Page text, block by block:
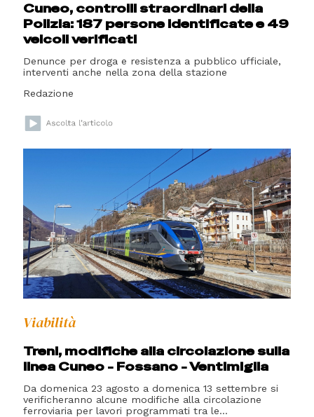
Cuneo, controlli straordinari della
Polizia: 187 persone identificate e 49
veicoli verificati
Denunce per droga e resistenza a pubblico ufficiale,
interventi anche nella zona della stazione
Redazione
Viabilità
Treni, modifiche alla circolazione sulla
linea Cuneo - Fossano - Ventimiglia
Da domenica 23 agosto a domenica 13 settembre si
verificheranno alcune modifiche alla circolazione
ferroviaria per lavori programmati tra le...